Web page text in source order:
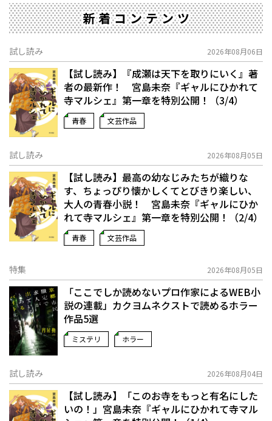
新着コンテンツ
試し読み 2026年08月06日
【試し読み】『成瀬は天下を取りにいく』著
者の最新作！ 宮島未奈『ギャルにひかれて
寺マルシェ』第一章を特別公開！（3/4）
青春 文芸作品
試し読み 2026年08月05日
【試し読み】最高の幼なじみたちが織りな
す、ちょっぴり懐かしくてとびきり楽しい、
大人の青春小説！ 宮島未奈『ギャルにひか
れて寺マルシェ』第一章を特別公開！（2/4）
青春 文芸作品
特集 2026年08月05日
「ここでしか読めないプロ作家によるWEB小
説の連載」――カクヨムネクストで読めるホラー
作品5選
ミステリ ホラー
試し読み 2026年08月04日
【試し読み】「このお寺をもっと有名にした
いの！」宮島未奈『ギャルにひかれて寺マル